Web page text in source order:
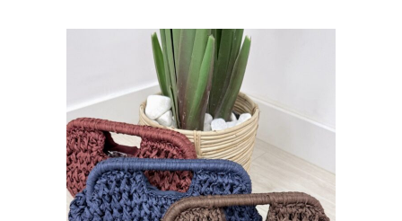
Este producto tiene múltiples variantes. Las opciones se pueden elegir en la página de producto